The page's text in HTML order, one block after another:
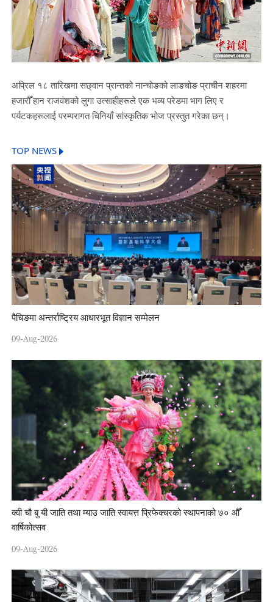
अप्रिल १८ तारिखमा सछ्वान प्रान्तको नान्चोङको लाङचोङ प्राचीन शहरमा
हजारौँ हान राजवंशको लुगा उत्साहीहरूले एक भव्य परेडमा भाग लिए र
पर्यटकहरूलाई परम्परागत चिनियाँ सांस्कृतिक भोज प्रस्तुत गरेका छन्।
TOP NEWS
पैचिङमा अन्तर्राष्ट्रिय आधारभूत विज्ञान सम्मेलन
09-Aug-2026
क्वी चौ बु यी जाति तथा म्याउ जाति स्वायत्त प्रिफेक्चरको स्थापनाको ७० औँ
वार्षिकोत्सव
09-Aug-2026